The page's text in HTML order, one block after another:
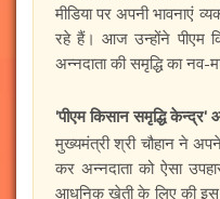
मीडिया पर अपनी भावनाएं
रहे हैं। आज उन्होंने पीएम
अन्नदाता की समृद्धि का
'पीएम किसान समृद्धि
मुख्यमंत्री श्री चौहान ने
कर अन्नदाता को ऐसा
आधुनिक खेती के लिए की इस